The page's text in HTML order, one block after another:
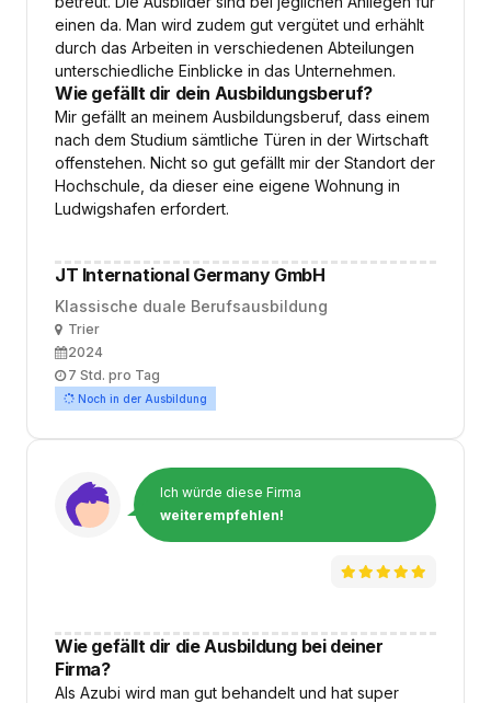
einen da. Man wird zudem gut vergütet und erhählt
durch das Arbeiten in verschiedenen Abteilungen
unterschiedliche Einblicke in das Unternehmen.
Wie gefällt dir dein Ausbildungsberuf?
Mir gefällt an meinem Ausbildungsberuf, dass einem
nach dem Studium sämtliche Türen in der Wirtschaft
offenstehen. Nicht so gut gefällt mir der Standort der
Hochschule, da dieser eine eigene Wohnung in
Ludwigshafen erfordert.
JT International Germany GmbH
Klassische duale Berufsausbildung
OrtTrier
Ausbildungsbeginn
2024
Arbeitszeit
7 Std. pro Tag
Noch in der Ausbildung
Ich würde diese Firma
weiterempfehlen!
Wie gefällt dir die Ausbildung bei deiner
Firma?
Als Azubi wird man gut behandelt und hat super